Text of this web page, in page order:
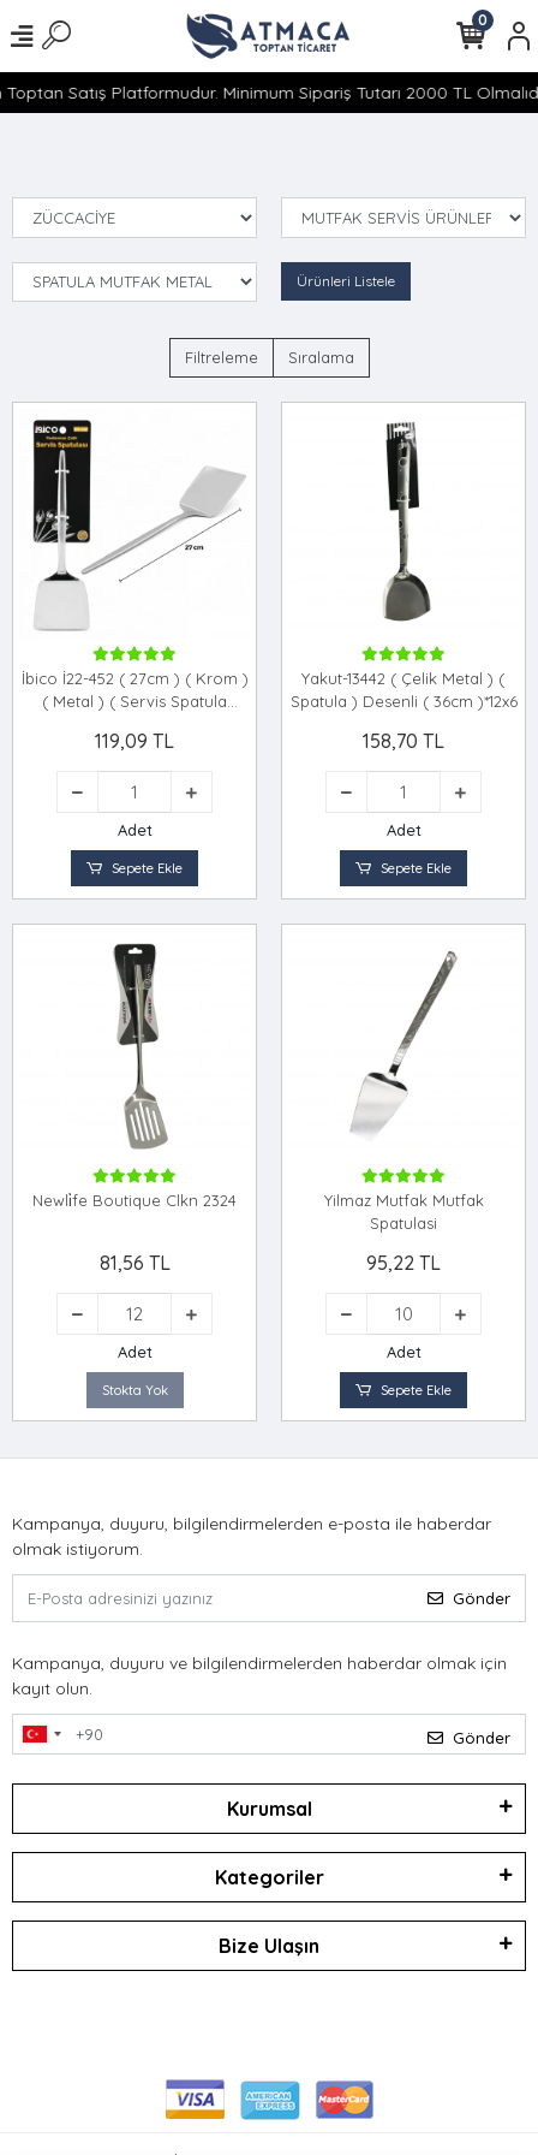
Satış Platformudur. Minimum Sipariş Tutarı 2000 TL
0
Ürünleri Listele
Filtreleme Sıralama
İbico İ22-452 ( 27cm ) ( Krom )
( Metal ) ( Servis Spatula
119,09 TL
Adet
Sepete Ekle
Yakut-13442 ( Çelik Metal ) (
Spatula ) Desenli ( 36cm )*12x6
158,70 TL
Adet
Sepete Ekle
Newli̇fe Boutique Clkn 2324
81,56 TL
Adet
Stokta Yok
Yilmaz Mutfak Mutfak
Spatulasi
95,22 TL
Adet
Sepete Ekle
Kampanya, duyuru, bilgilendirmelerden e-posta ile haberdar
olmak istiyorum.
Gönder
Kampanya, duyuru ve bilgilendirmelerden haberdar olmak için
kayıt olun.
Gönder
Kurumsal
Kategoriler
Bize Ulaşın